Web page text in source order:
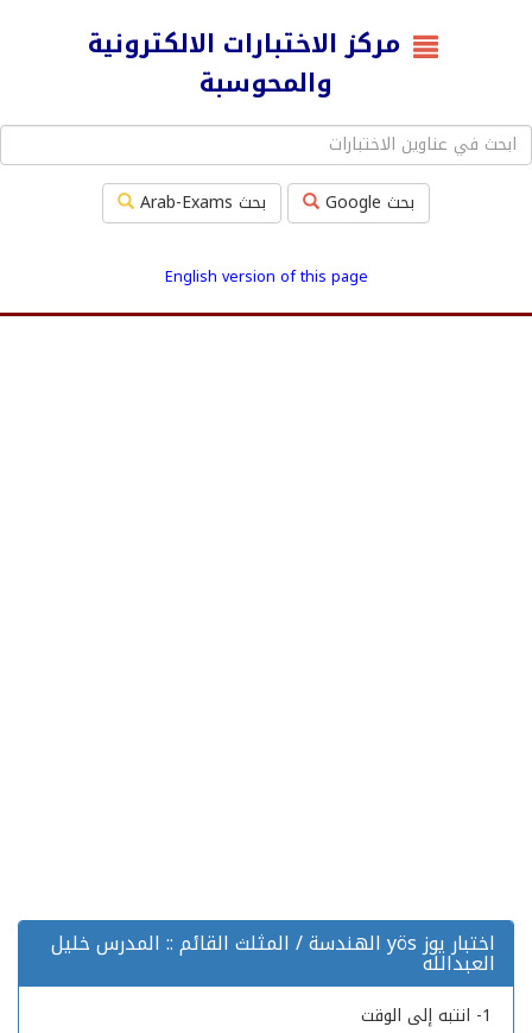
مركز الاختبارات الالكترونية
والمحوسبة
بحث Google بحث Arab-Exams
English version of this page
اختبار يوز yös الهندسة / المثلث القائم :: المدرس خليل
العبدالله
1- انتبه إلى الوقت